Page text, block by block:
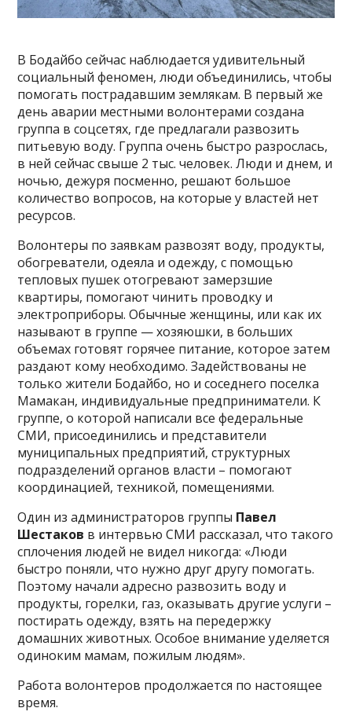
В Бодайбо сейчас наблюдается удивительный
социальный феномен, люди объединились, чтобы
помогать пострадавшим землякам. В первый же
день аварии местными волонтерами создана
группа в соцсетях, где предлагали развозить
питьевую воду. Группа очень быстро разрослась,
в ней сейчас свыше 2 тыс. человек. Люди и днем, и
ночью, дежуря посменно, решают большое
количество вопросов, на которые у властей нет
ресурсов.
Волонтеры по заявкам развозят воду, продукты,
обогреватели, одеяла и одежду, с помощью
тепловых пушек отогревают замерзшие
квартиры, помогают чинить проводку и
электроприборы. Обычные женщины, или как их
называют в группе — хозяюшки, в больших
объемах готовят горячее питание, которое затем
раздают кому необходимо. Задействованы не
только жители Бодайбо, но и соседнего поселка
Мамакан, индивидуальные предприниматели. К
группе, о которой написали все федеральные
СМИ, присоединились и представители
муниципальных предприятий, структурных
подразделений органов власти – помогают
координацией, техникой, помещениями.
Один из администраторов группы Павел
Шестаков в интервью СМИ рассказал, что такого
сплочения людей не видел никогда: «Люди
быстро поняли, что нужно друг другу помогать.
Поэтому начали адресно развозить воду и
продукты, горелки, газ, оказывать другие услуги –
постирать одежду, взять на передержку
домашних животных. Особое внимание уделяется
одиноким мамам, пожилым людям».
Работа волонтеров продолжается по настоящее
время.